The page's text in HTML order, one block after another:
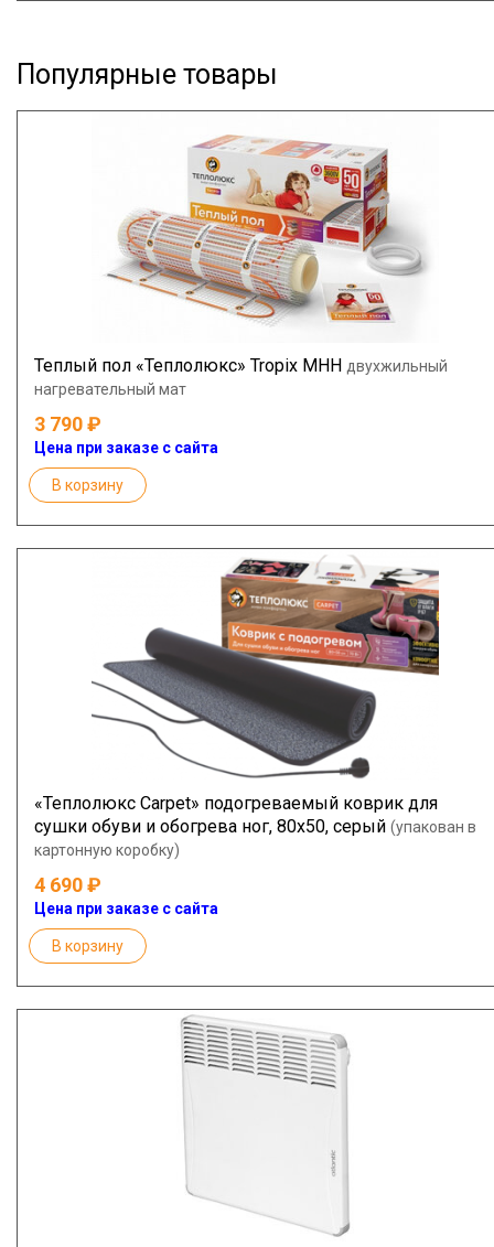
Популярные товары
Теплый пол «Теплолюкс» Tropix МНН двухжильный
нагревательный мат
3 790
Цена при заказе с сайта
В корзину
«Теплолюкс Carpet» подогреваемый коврик для
сушки обуви и обогрева ног, 80х50, серый (упакован в
картонную коробку)
4 690
Цена при заказе с сайта
В корзину